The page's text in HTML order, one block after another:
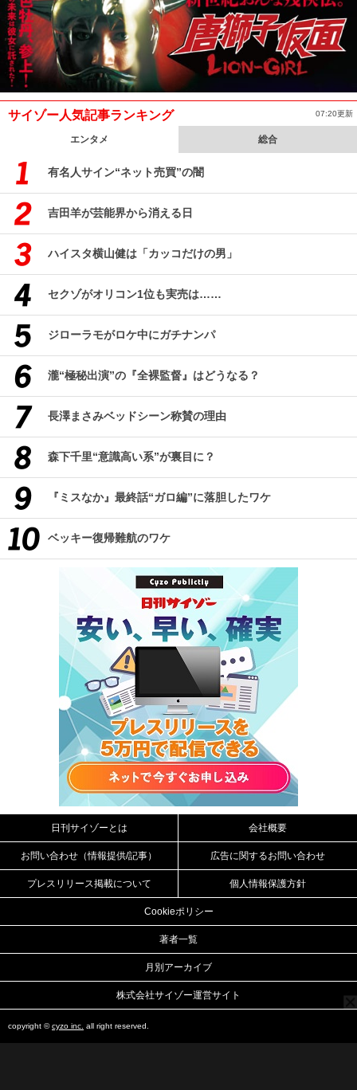
サイゾー人気記事ランキング 07:20更新
エンタメ 総合
有名人サイン“ネット売買”の闇
吉田羊が芸能界から消える日
ハイスタ横山健は「カッコだけの男」
セクゾがオリコン1位も実売は……
ジローラモがロケ中にガチナンパ
瀧“極秘出演”の『全裸監督』はどうなる？
長澤まさみベッドシーン称賛の理由
森下千里“意識高い系”が裏目に？
『ミスなか』最終話“ガロ編”に落胆したワケ
ベッキー復帰難航のワケ
日刊サイゾーとは 会社概要
お問い合わせ（情報提供/記事） 広告に関するお問い合わせ
プレスリリース掲載について 個人情報保護方針
Cookieポリシー
著者一覧
月別アーカイブ
株式会社サイゾー運営サイト
copyright ©cyzo inc. all right reserved.